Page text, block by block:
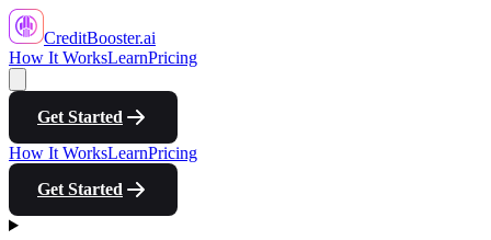
CreditBooster.ai
How It WorksLearnPricing
Get Started
How It WorksLearnPricing
Get Started